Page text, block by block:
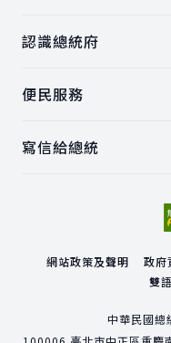
認識總統府
便民服務
寫信給總統
網站政策及聲明 政府
雙
中華民國